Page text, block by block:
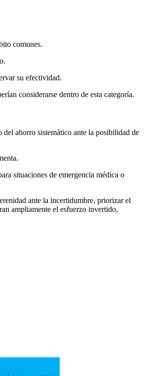
comunes.
su efectividad.
considerarse dentro de esta categoría.
ahorro sistemático ante la posibilidad de
situaciones de emergencia médica o
ante la incertidumbre, priorizar el
ampliamente el esfuerzo invertido,